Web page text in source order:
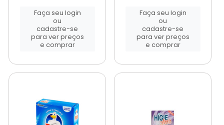
Faça seu login
ou
cadastre-se
para ver preços
e comprar
Faça seu login
ou
cadastre-se
para ver preços
e comprar